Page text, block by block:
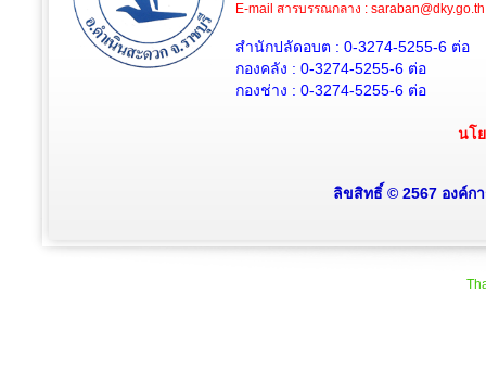
E-mail สารบรรณกลาง : saraban@dky.go.th
สำนักปลัดอบต : 0-3274-5255-6ต่อ
กองคลัง : 0-3274-5255-6ต่อ
กองช่าง : 0-3274-5255-6ต่อ
นโ
ลิขสิทธิ์ © 2567 องค์ก